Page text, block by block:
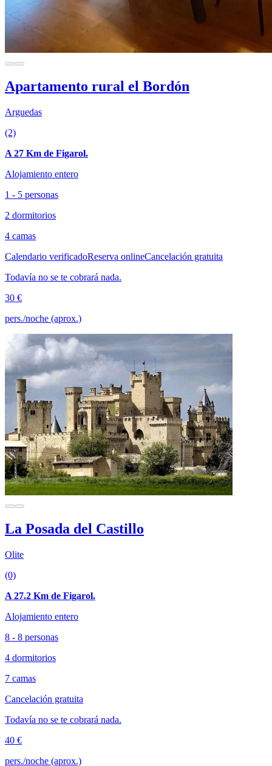
Apartamento rural el Bordón
Arguedas
(2)
A 27 Km de Figarol.
Alojamiento entero
1 - 5 personas
2 dormitorios
4 camas
Calendario verificadoReserva onlineCancelación gratuita
Todavía no se te cobrará nada.
30 €
pers./noche (aprox.)
La Posada del Castillo
Olite
(0)
A 27.2 Km de Figarol.
Alojamiento entero
8 - 8 personas
4 dormitorios
7 camas
Cancelación gratuita
Todavía no se te cobrará nada.
40 €
pers./noche (aprox.)